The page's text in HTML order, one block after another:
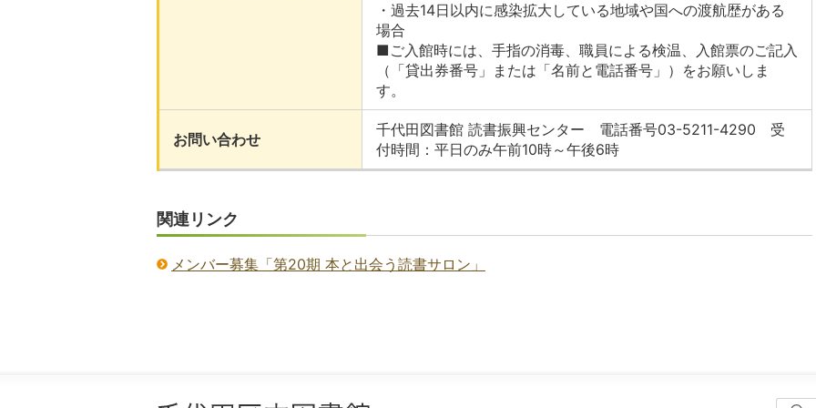
・過去14日以内に感染拡大している地域や国への渡航歴がある
場合
■ご入館時には、手指の消毒、職員による検温、入館票のご記入
（「貸出券番号」または「名前と電話番号」）をお願いしま
す。
お問い合わせ
千代田図書館 読書振興センター 電話番号03-5211-4290 受
付時間：平日のみ午前10時～午後6時
関連リンク
メンバー募集「第20期 本と出会う読書サロン」